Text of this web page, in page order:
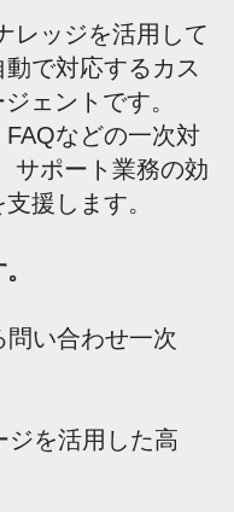
レッジを活用して
で対応するカス
ェントです。
などの一次対
サポート業務の効
援します。
い合わせ一次
ジを活用した高